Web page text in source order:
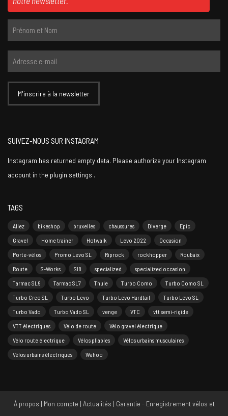
SUIVEZ-NOUS SUR INSTAGRAM
Instagram has returned empty data. Please authorize your Instagram
account in the plugin settings .
TAGS
Allez bikeshop bruxelles chaussures Diverge
Epic
Gravel
Home trainer Hotwalk Levo 2022
Occasion
Porte-vélos
Promo Levo SL Riprock rockhopper
Roubaix
Route
S-Works Sl8 specialized
specialized occasion
Tarmac SL6
Tarmac SL7 Thule Turbo Como
Turbo Como SL
Turbo Creo SL
Turbo Levo Turbo Levo Hardtail
Turbo Levo SL
Turbo Vado
Turbo Vado SL venge VTC
vtt semi-rigide
VTT électriques
Vélo de route
Vélo gravel électrique
Vélo route électrique
Vélos pliables
Vélos urbains musculaires
Vélos urbains électriques
Wahoo
À propos | Mon compte | Actualités | Garantie - Enregistrement vélos et